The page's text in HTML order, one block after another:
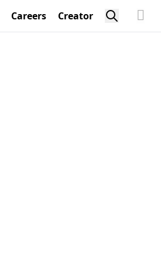
Careers Creator